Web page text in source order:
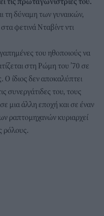
τη δύναμη των γυναικών,
φετινά Νταβίντ ντι
του ηθοποιούς να
στη Ρώμη του ’70 σε
Ο ίδιος δεν αποκαλύπτει
συνεργάτιδες του, τους
σε μια άλλη εποχή και σε έναν
ραπτομηχανών κυριαρχεί
ρόλους.